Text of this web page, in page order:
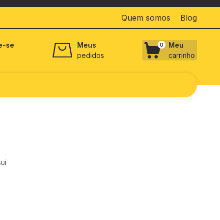
Quem somos Blog
se
Meus
pedidos
0
Meu
carrinho